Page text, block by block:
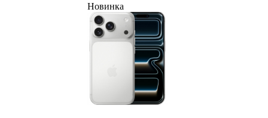
Новинка